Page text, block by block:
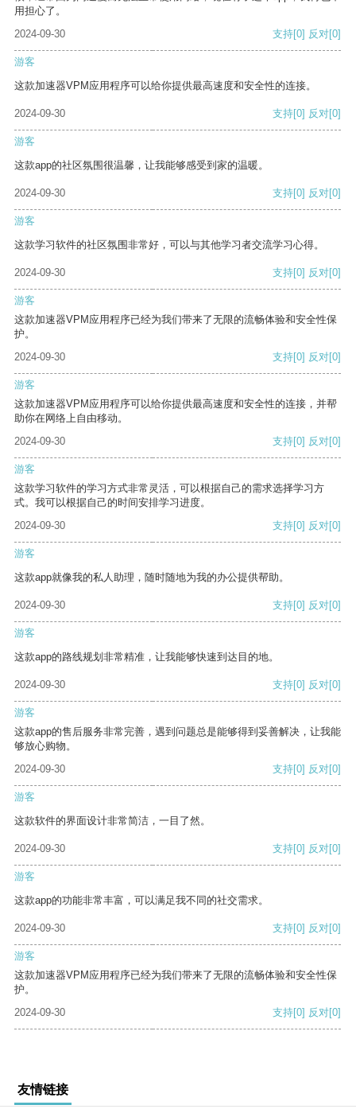
用担心了。
2024-09-30
支持[0] 反对[0]
游客
这款加速器VPM应用程序可以给你提供最高速度和安全性的连接。
2024-09-30 支持[0] 反对[0]
游客
这款app的社区氛围很温馨，让我能够感受到家的温暖。
2024-09-30 支持[0] 反对[0]
游客
这款学习软件的社区氛围非常好，可以与其他学习者交流学习心得。
2024-09-30 支持[0] 反对[0]
游客
这款加速器VPM应用程序已经为我们带来了无限的流畅体验和安全性保
护。
2024-09-30
支持[0] 反对[0]
游客
这款加速器VPM应用程序可以给你提供最高速度和安全性的连接，并帮
助你在网络上自由移动。
2024-09-30
支持[0] 反对[0]
游客
这款学习软件的学习方式非常灵活，可以根据自己的需求选择学习方
式。我可以根据自己的时间安排学习进度。
2024-09-30
支持[0] 反对[0]
游客
这款app就像我的私人助理，随时随地为我的办公提供帮助。
2024-09-30 支持[0] 反对[0]
游客
这款app的路线规划非常精准，让我能够快速到达目的地。
2024-09-30 支持[0] 反对[0]
游客
这款app的售后服务非常完善，遇到问题总是能够得到妥善解决，让我能
够放心购物。
2024-09-30
支持[0] 反对[0]
游客
这款软件的界面设计非常简洁，一目了然。
2024-09-30 支持[0] 反对[0]
游客
这款app的功能非常丰富，可以满足我不同的社交需求。
2024-09-30 支持[0] 反对[0]
游客
这款加速器VPM应用程序已经为我们带来了无限的流畅体验和安全性保
护。
2024-09-30
支持[0] 反对[0]
友情链接